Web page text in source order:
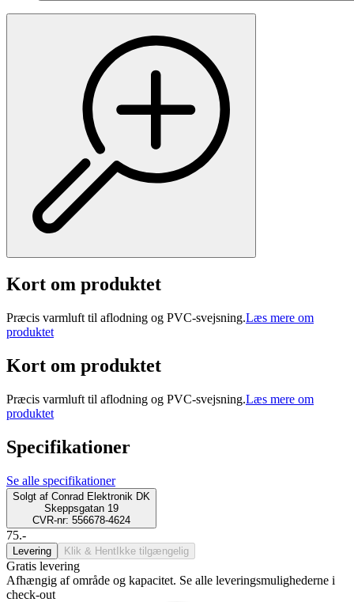
Kort om produktet
Præcis varmluft til aflodning og PVC-svejsning.Læs mere om
produktet
Kort om produktet
Præcis varmluft til aflodning og PVC-svejsning.Læs mere om
produktet
Specifikationer
Se alle specifikationer
Solgt af Conrad Elektronik DK
Skeppsgatan 19
CVR-nr: 556678-4624
75.-
Levering Klik & Hent Ikke tilgængelig
Gratis levering
Afhængig af område og kapacitet. Se alle leveringsmulighederne i
check-out